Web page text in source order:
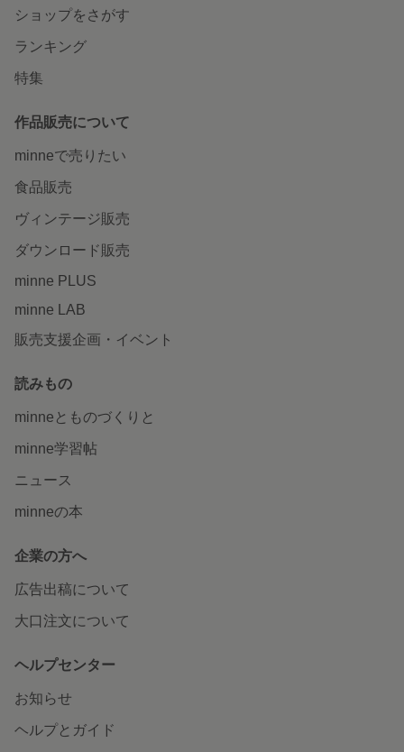
ショップをさがす
ランキング
特集
作品販売について
minneで売りたい
食品販売
ヴィンテージ販売
ダウンロード販売
minne PLUS
minne LAB
販売支援企画・イベント
読みもの
minneとものづくりと
minne学習帖
ニュース
minneの本
企業の方へ
広告出稿について
大口注文について
ヘルプセンター
お知らせ
ヘルプとガイド